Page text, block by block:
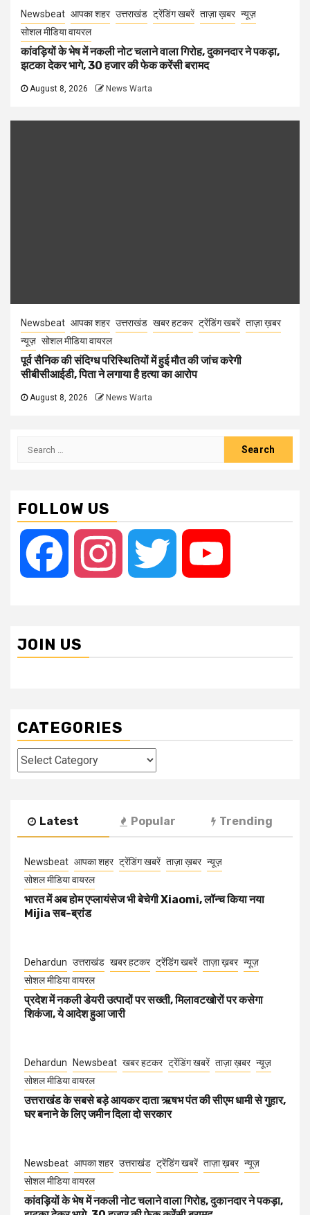
Newsbeat आपका शहर उत्तराखंड ट्रेंडिंग खबरें ताज़ा ख़बर न्यूज़
सोशल मीडिया वायरल
कांवड़ियों के भेष में नकली नोट चलाने वाला गिरोह, दुकानदार ने पकड़ा,
झटका देकर भागे, 30 हजार की फेक करेंसी बरामद
August 8, 2026 News Warta
Newsbeat आपका शहर उत्तराखंड खबर हटकर ट्रेंडिंग खबरें ताज़ा ख़बर
न्यूज़ सोशल मीडिया वायरल
पूर्व सैनिक की संदिग्ध परिस्थितियों में हुई मौत की जांच करेगी
सीबीसीआईडी, पिता ने लगाया है हत्या का आरोप
August 8, 2026 News Warta
Search
FOLLOW US
Facebook Instagram Twitter
JOIN US
CATEGORIES
Categories
Latest Popular Trending
Newsbeat आपका शहर ट्रेंडिंग खबरें ताज़ा ख़बर न्यूज़
सोशल मीडिया वायरल
भारत में अब होम एप्लायंसेज भी बेचेगी Xiaomi, लॉन्च किया नया
Mijia सब-ब्रांड
Dehardun उत्तराखंड खबर हटकर ट्रेंडिंग खबरें ताज़ा ख़बर न्यूज़
सोशल मीडिया वायरल
प्रदेश में नकली डेयरी उत्पादों पर सख्ती, मिलावटखोरों पर कसेगा
शिकंजा, ये आदेश हुआ जारी
Dehardun Newsbeat खबर हटकर ट्रेंडिंग खबरें ताज़ा ख़बर न्यूज़
सोशल मीडिया वायरल
उत्तराखंड के सबसे बड़े आयकर दाता ऋषभ पंत की सीएम धामी से गुहार,
घर बनाने के लिए जमीन दिला दो सरकार
Newsbeat आपका शहर उत्तराखंड ट्रेंडिंग खबरें ताज़ा ख़बर न्यूज़
सोशल मीडिया वायरल
कांवड़ियों के भेष में नकली नोट चलाने वाला गिरोह, दुकानदार ने पकड़ा,